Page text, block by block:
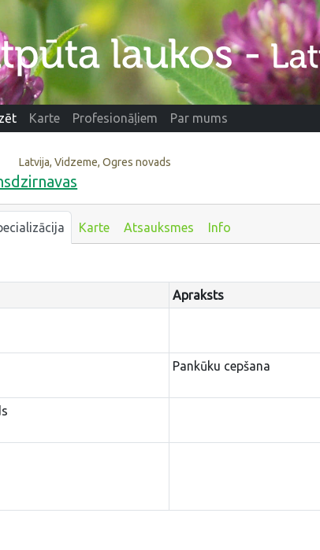
Karte Profesionāļiem Par mums
Latvija, Vidzeme, Ogres novads
Karte Atsauksmes Info
Apraksts
Pankūku cepšana